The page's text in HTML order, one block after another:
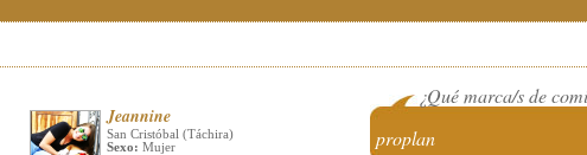
Jeannine
San Cristóbal (Táchira)
Sexo: Mujer
¿Qué marca/s de
proplan